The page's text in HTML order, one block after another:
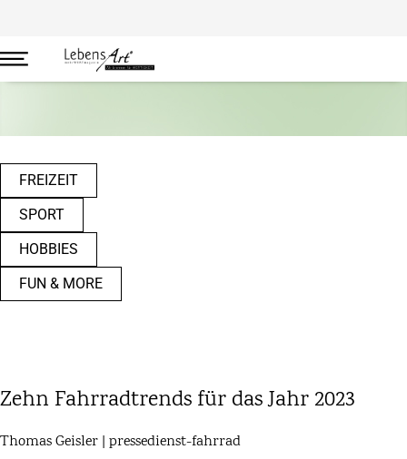
FREIZEIT
SPORT
HOBBIES
FUN & MORE
Zehn Fahrradtrends für das Jahr 2023
Thomas Geisler | pressedienst-fahrrad